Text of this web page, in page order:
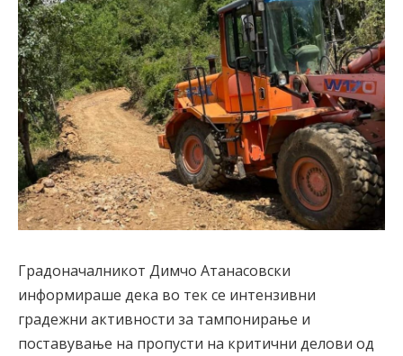
Градоначалникот Димчо Атанасовски
информираше дека во тек се интензивни
градежни активности за тампонирање и
поставување на пропусти на критични делови од